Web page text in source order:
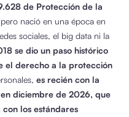
de Protección de la
nació en una época en
sociales, el big data ni la
se dio un paso histórico
el derecho a la protección
es recién con la
diciembre de 2026, que
los estándares